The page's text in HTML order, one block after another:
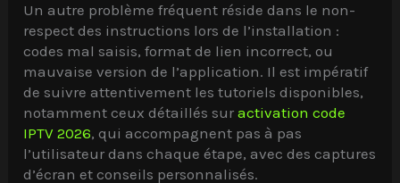
Un autre problème fréquent réside dans le non-
respect des instructions lors de l’installation :
codes mal saisis, format de lien incorrect, ou
mauvaise version de l’application. Il est impératif
de suivre attentivement les tutoriels disponibles,
notamment ceux détaillés suractivation code
IPTV 2026, qui accompagnent pas à pas
l’utilisateur dans chaque étape, avec des captures
d’écran et conseils personnalisés.